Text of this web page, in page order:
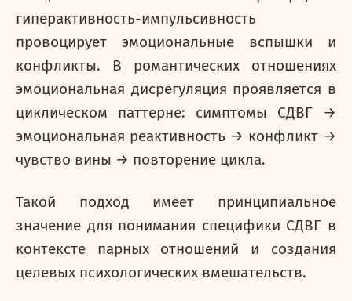
гиперактивность-импульсивность
провоцирует эмоциональные вспышки и
конфликты. В романтических отношениях
эмоциональная дисрегуляция проявляется в
циклическом паттерне: симптомы СДВГ →
эмоциональная реактивность → конфликт →
чувство вины → повторение цикла.
Такой подход имеет принципиальное
значение для понимания специфики СДВГ в
контексте парных отношений и создания
целевых психологических вмешательств.